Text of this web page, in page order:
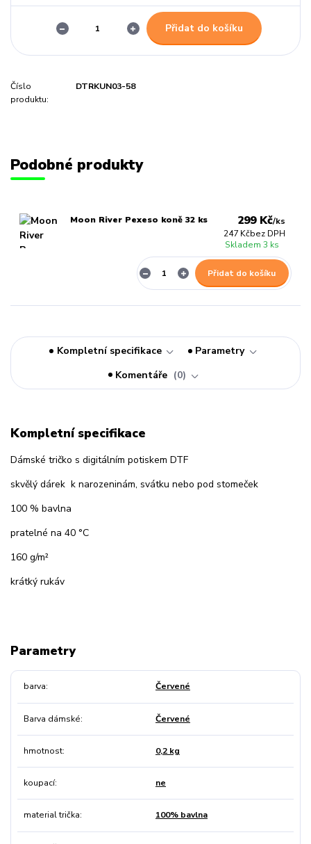
Přidat do košíku
Číslo
produktu:
DTRKUN03-58
Podobné produkty
Moon River Pexeso koně 32 ks 299 Kč/ks
247 Kčbez DPH
Skladem 3 ks
Přidat do košíku
Kompletní specifikace
Parametry
Komentáře
0
Kompletní specifikace
Dámské tričko s digitálním potiskem DTF
skvělý dárek k narozeninám, svátku nebo pod stomeček
100 % bavlna
pratelné na 40 °C
160 g/m²
krátký rukáv
Parametry
barva Červené
Barva dámské Červené
hmotnost 0,2 kg
koupací ne
material trička 100% bavlna